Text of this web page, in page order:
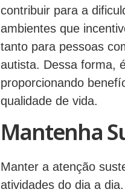
contribuir para a
ambientes que
tanto para pessoas
autista. Dessa forma,
proporcionando
qualidade de vida.
Mantenha
Manter a atenção
atividades do dia a